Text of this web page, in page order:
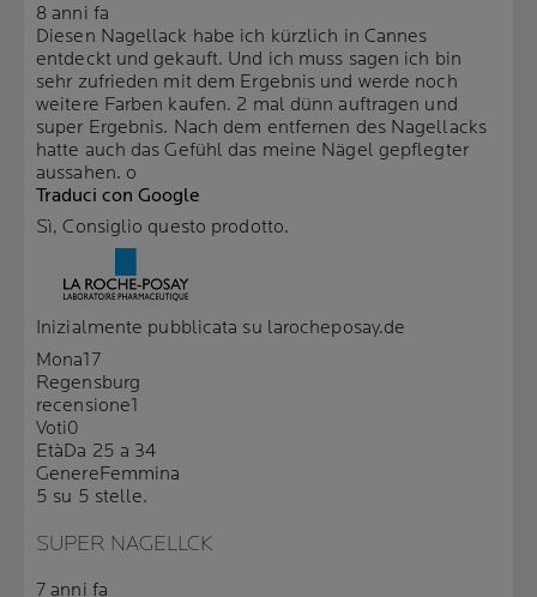
8 anni fa
Diesen Nagellack habe ich kürzlich in Cannes
entdeckt und gekauft. Und ich muss sagen ich bin
sehr zufrieden mit dem Ergebnis und werde noch
weitere Farben kaufen. 2 mal dünn auftragen und
super Ergebnis. Nach dem entfernen des Nagellacks
hatte auch das Gefühl das meine Nägel gepflegter
aussahen. o
Traduci con Google
Sì, Consiglio questo prodotto.
Inizialmente pubblicata su larocheposay.de
Mona17
Regensburg
recensione1
Voti0
EtàDa 25 a 34
GenereFemmina
5 su 5 stelle.
SUPER NAGELLCK
7 anni fa